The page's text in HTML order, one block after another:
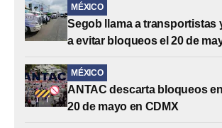
MÉXICO
Segob llama a transportistas
a evitar bloqueos el 20 de
MÉXICO
ANTAC descarta bloqueos
20 de mayo en CDMX